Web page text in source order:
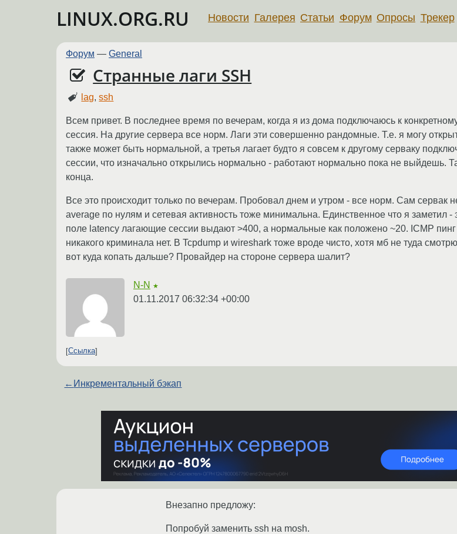
LINUX.ORG.RU Новости Галерея Статьи Форум Опросы Трекер
Форум — General
Странные лаги SSH
lag,ssh
Всем привет. В последнее время по вечерам, когда я из дома подключаюсь к
сессия. На другие сервера все норм. Лаги эти совершенно рандомные. Т.е. я могу
также может быть нормальной, а третья лагает будто я совсем к другому серваку
сессии, что изначально открылись нормально - работают нормально пока не выйдешь.
конца.
Все это происходит только по вечерам. Пробовал днем и утром - все норм. Сам сервак
average по нулям и сетевая активность тоже минимальна. Единственное что я заметил
поле latency лагающие сессии выдают >400, а нормальные как положено ~20. ICMP
никакого криминала нет. В Tcpdump и wireshark тоже вроде чисто, хотя мб не туда
вот куда копать дальше? Провайдер на стороне сервера шалит?
N-N ★
01.11.2017 06:32:34 +00:00
Ссылка
← Инкрементальный бэкап
Внезапно предложу:
Попробуй заменить ssh на mosh.